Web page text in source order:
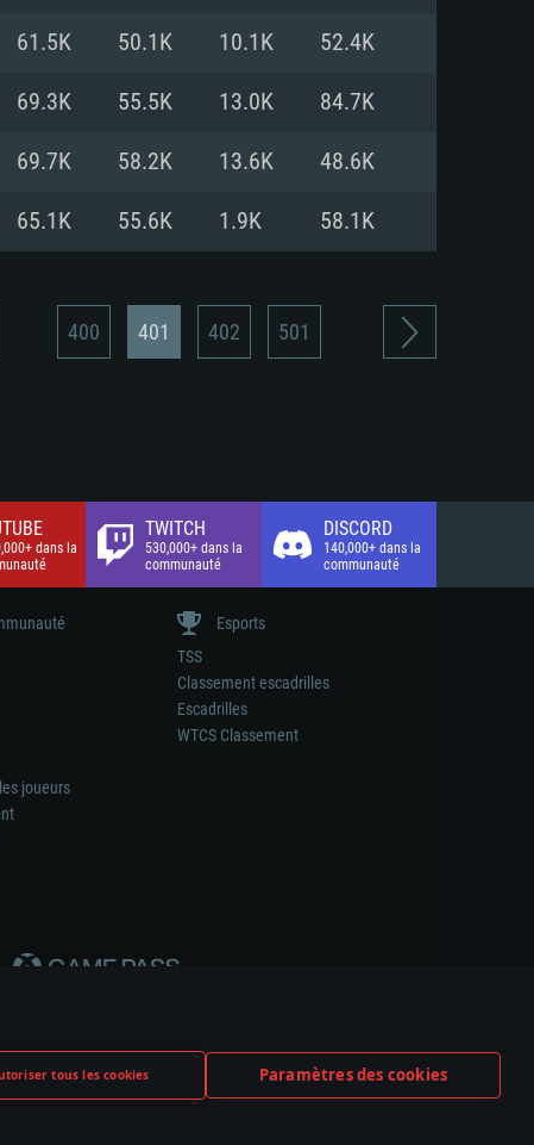
tous les cookies Paramètres des cookies
Internet à haut débit
(client complet)
Internet à haut débit
(client complet)
(client complet)
61.5K 50.1K 10.1K 52.4K
69.3K 55.5K 13.0K 84.7K
69.7K 58.2K 13.6K 48.6K
65.1K 55.6K 1.9K 58.1K
400 401 402 501
dans la
TWITCH
530,000+ dans la
communauté
DISCORD
140,000+ dans la
communauté
joueurs
Esports
TSS
Classement escadrilles
Escadrilles
WTCS Classement
de tout fabricant d’armes ou de véhicule.